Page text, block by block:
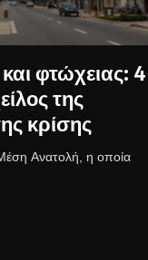
φτώχειας: 4
της
κρίσης
Ανατολή, η οποία